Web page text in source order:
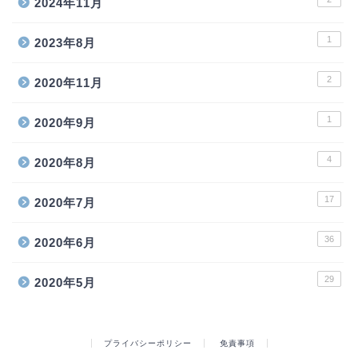
2024年11月
2023年8月 1
2020年11月 2
2020年9月 1
2020年8月 4
2020年7月 17
2020年6月 36
2020年5月 29
プライバシーポリシー 免責事項